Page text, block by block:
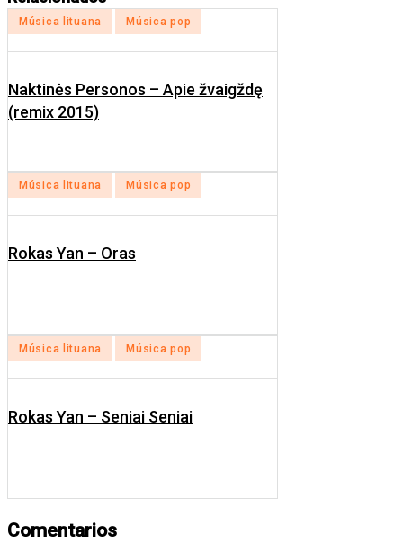
Publicado
en
Música lituana Música pop
Naktinės Personos – Apie žvaigždę
(remix 2015)
Publicado
en
Música lituana Música pop
Rokas Yan – Oras
Publicado
en
Música lituana Música pop
Rokas Yan – Seniai Seniai
Comentarios